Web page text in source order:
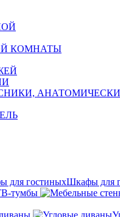
КОМНАТЫ
Шкафы для
тумбы